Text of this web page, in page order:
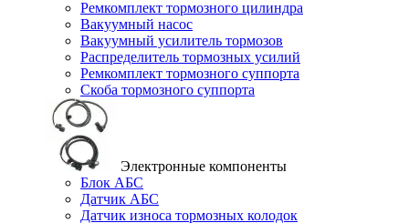
Ремкомплект тормозного цилиндра
Вакуумный насос
Вакуумный усилитель тормозов
Распределитель тормозных усилий
Ремкомплект тормозного суппорта
Скоба тормозного суппорта
Электронные компоненты
Блок АБС
Датчик АБС
Датчик износа тормозных колодок